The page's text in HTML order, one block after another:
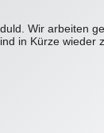
Wir arbeiten
in Kürze wieder